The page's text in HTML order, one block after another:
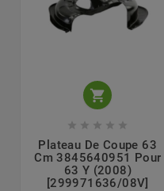

    
Plateau De Coupe 63
Cm 3845640951 Pour
63 Y (2008)
[299971636/08V]